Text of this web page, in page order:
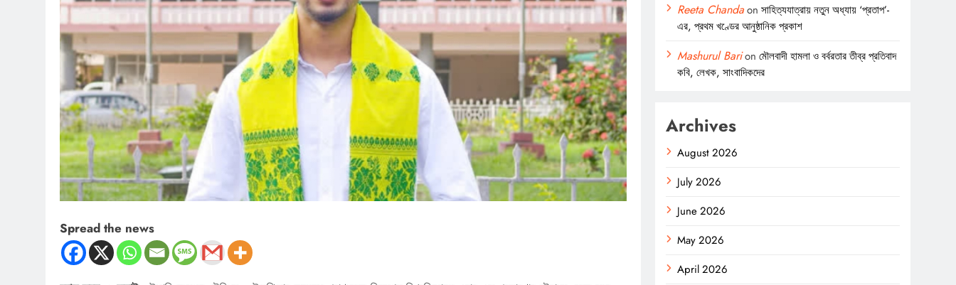
Spread the news
Reeta Chandaonসাহিত্যযাত্রায় নতুন অধ্যায় ‘প্রতাপ’-
এর, প্রথম খণ্ডের আনুষ্ঠানিক প্রকাশ
Mashurul Barionমৌলবাদী হামলা ও বর্বরতার তীব্র প্রতিবাদ
কবি, লেখক, সাংবাদিকদের
Archives
August 2026
July 2026
June 2026
May 2026
April 2026